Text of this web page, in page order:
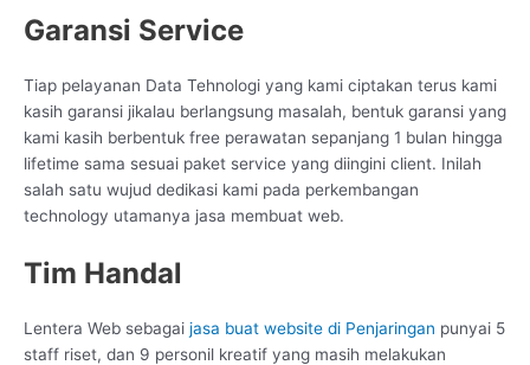
Garansi Service
Tiap pelayanan Data Tehnologi yang kami ciptakan terus kami
kasih garansi jikalau berlangsung masalah, bentuk garansi yang
kami kasih berbentuk free perawatan sepanjang 1 bulan hingga
lifetime sama sesuai paket service yang diingini client. Inilah
salah satu wujud dedikasi kami pada perkembangan
technology utamanya jasa membuat web.
Tim Handal
Lentera Web sebagai jasa buat website di Penjaringan punyai 5
staff riset, dan 9 personil kreatif yang masih melakukan